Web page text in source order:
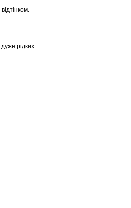
рідких.